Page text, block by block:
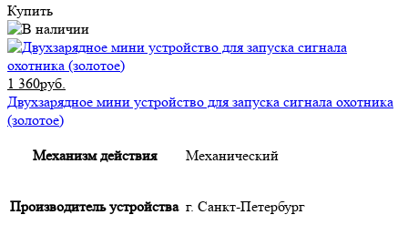
Купить
1 360руб.
Двухзарядное мини устройство для запуска сигнала охотника
(золотое)
Механизм действия Механический
Производитель устройства г. Санкт-Петербург